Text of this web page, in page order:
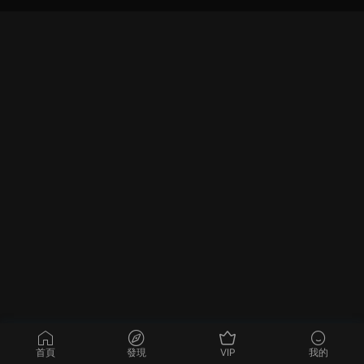
首頁 發現 VIP 我的